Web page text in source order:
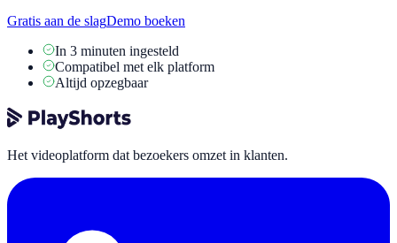
Gratis aan de slagDemo boeken
In 3 minuten ingesteld
Compatibel met elk platform
Altijd opzegbaar
Het videoplatform dat bezoekers omzet in klanten.